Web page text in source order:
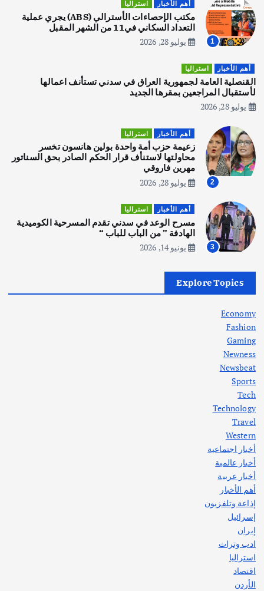
2
يوليو 30, 2026
3
يوليو 30, 2026
4
المقبل
يوليو 28, 2026
أهم الأخبار ثقافة وفنون
انطلاق ورشة التمثيل في مدينة كلباء الاماراتية
أغسطس 5, 2026
في جذور المشكلة وحلولها المستدامة
أهم الأخبار
اختتام ورشة السينوغرافيا في مدينة كلباء الاماراتية
أغسطس 3, 2026
1
أهم الأخبار استراليا
مكتب الإحصاءات الأسترالي (ABS) يجري عملية
التعداد السكاني في11 من الشهر المقبل
يوليو 28, 2026
أهم الأخبار استراليا
القنصلية العامة لجمهورية العراق في سدني تستأنف اعمالها
لأستقبال المراجعين بمقرها الجديد
يوليو 28, 2026
2
أهم الأخبار استراليا
زعيمة حزب أمة واحدة بولين هانسون تخسر
محاولتها لاستنأف قرار الحكم الصادر بحق السناتور
مهرين فاروقي
يوليو 28, 2026
3
أهم الأخبار استراليا
مسرح الوعد في سدني تقدم المسرحية الكوميدية
الهادفة ” من الباب للباب “
يونيو 14, 2026
Explore Topics
Economy
Fashion
Gaming
Newness
Newsbeat
Sports
Tech
Technology
Travel
Western
أخبار اجتماعية
أخبار عالمية
أخبار عربية
أهم الأخبار
إذاعة وتلفزيون
إسرائيل
إيران
ادب وتراث
استراليا
اقتصاد
الأردن